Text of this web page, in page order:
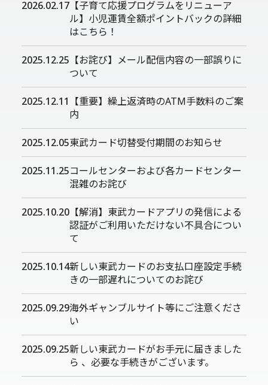
2026.02.17 【子育て応援プログラムをリニューア
ル】小児運賃全額ポイントバックの詳細
はこちら！
2025.12.25 【お詫び】メール配信内容の一部誤りに
ついて
2025.12.11 【重要】繰上返済時のATM手数料のご案
内
2025.12.05東武カード切替受付期間のお知らせ
2025.11.25コールセンターおよび各カードセンター
混雑のお詫び
2025.10.20 【解消】東武カードアプリの発信による
認証がご利用いただけない不具合につい
て
2025.10.14新しい東武カードのお支払口座設定手続
きの一部遅れについてのお詫び
2025.09.29海外ギャンブルサイト等にご注意くださ
い
2025.09.25新しい東武カードがお手元に届きました
ら 、必要な手続きがございます。